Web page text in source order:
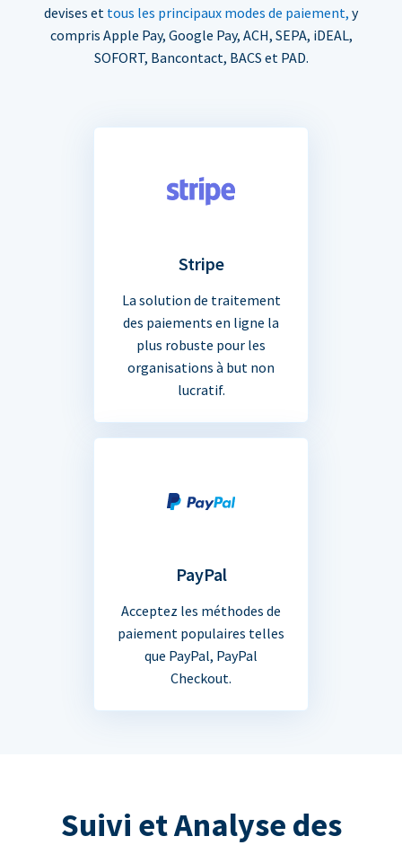
devises et tous les principaux modes de paiement, y
compris Apple Pay, Google Pay, ACH, SEPA, iDEAL,
SOFORT, Bancontact, BACS et PAD.
Stripe
La solution de traitement
des paiements en ligne la
plus robuste pour les
organisations à but non
lucratif.
PayPal
Acceptez les méthodes de
paiement populaires telles
que PayPal, PayPal
Checkout.
Suivi et Analyse des